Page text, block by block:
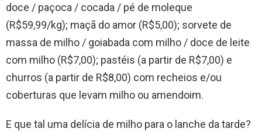
doce / paçoca / cocada / pé de moleque
(R$59,99/kg); maçã do amor (R$5,00); sorvete de
massa de milho / goiabada com milho / doce de leite
com milho (R$7,00); pastéis (a partir de R$7,00) e
churros (a partir de R$8,00) com recheios e/ou
coberturas que levam milho ou amendoim.
E que tal uma delícia de milho para o lanche da tarde?